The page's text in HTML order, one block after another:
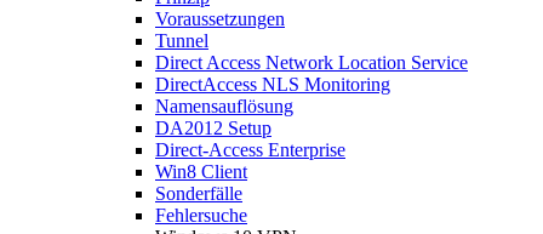
Voraussetzungen
Tunnel
Direct Access Network Location Service
DirectAccess NLS Monitoring
Namensauflösung
DA2012 Setup
Direct-Access Enterprise
Win8 Client
Sonderfälle
Fehlersuche